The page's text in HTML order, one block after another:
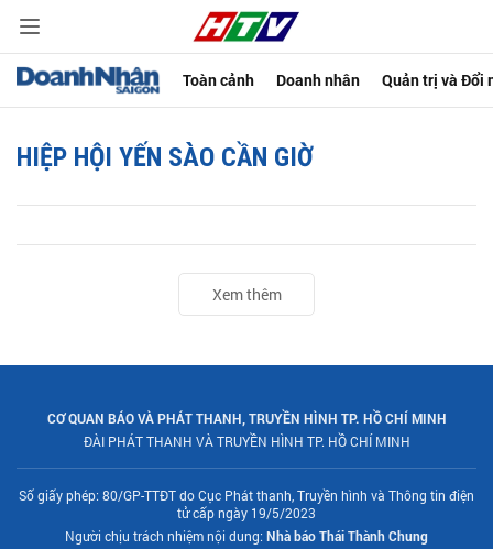
Toàn cảnh Doanh nhân Quản trị và Đổi
HIỆP HỘI YẾN SÀO CẦN GIỜ
Xem thêm
CƠ QUAN BÁO VÀ PHÁT THANH, TRUYỀN HÌNH TP. HỒ CHÍ MINH
ĐÀI PHÁT THANH VÀ TRUYỀN HÌNH TP. HỒ CHÍ MINH
Số giấy phép: 80/GP-TTĐT do Cục Phát thanh, Truyền hình và Thông tin điện
tử cấp ngày 19/5/2023
Người chịu trách nhiệm nội dung: Nhà báo Thái Thành Chung